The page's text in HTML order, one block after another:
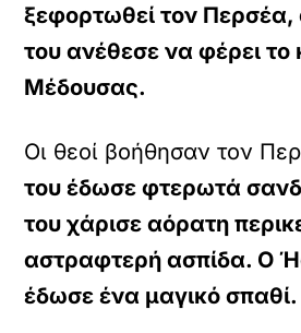
ξεφορτωθεί τον Περσέα,
του ανέθεσε να φέρει το
Μέδουσας.
Οι θεοί βοήθησαν τον
του έδωσε φτερωτά
του χάρισε αόρατη
αστραφτερή ασπίδα. Ο
έδωσε ένα μαγικό σπαθί.